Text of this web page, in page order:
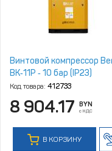
Винтовой компрессор
ВК‑11Р ‑ 10 бар (IP23)
Код товара: 412733
8 904.17 BYN
с НДС
В КОРЗИНУ